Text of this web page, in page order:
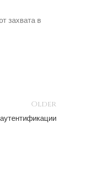
захвата в
Older